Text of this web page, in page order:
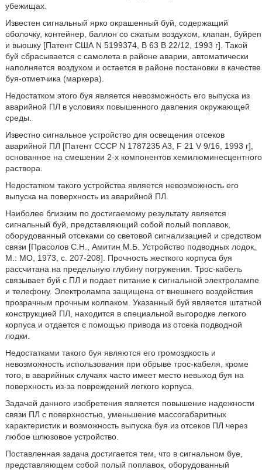
убежищах.
Известен сигнальный ярко окрашенный буй, содержащий
оболочку, контейнер, баллон со сжатым воздухом, клапан, буйреп
и вьюшку [Патент США N 5199374, B 63 B 22/12, 1993 г]. Такой
буй сбрасывается с самолета в районе аварии, автоматически
наполняется воздухом и остается в районе постановки в качестве
буя-отметчика (маркера).
Недостатком этого буя является невозможность его выпуска из
аварийной ПЛ в условиях повышенного давления окружающей
среды.
Известно сигнальное устройство для освещения отсеков
аварийной ПЛ [Патент СССР N 1787235 A3, F 21 V 9/16, 1993 г],
основанное на смешении 2-х компонентов хемилюминесцентного
раствора.
Недостатком такого устройства является невозможность его
выпуска на поверхность из аварийной ПЛ.
Наиболее близким по достигаемому результату является
сигнальный буй, представляющий собой полый поплавок,
оборудованный отсеками со световой сигнализацией и средством
связи [Прасолов С.Н., Амитин М.Б. Устройство подводных лодок,
М.: МО, 1973, с. 207-208]. Прочность жесткого корпуса буя
рассчитана на предельную глубину погружения. Трос-кабель
связывает буй с ПЛ и подает питание к сигнальной электролампе
и телефону. Электролампа защищена от внешнего воздействия
прозрачным прочным колпаком. Указанный буй является штатной
конструкцией ПЛ, находится в специальной выгородке легкого
корпуса и отдается с помощью привода из отсека подводной
лодки.
Недостатками такого буя являются его громоздкость и
невозможность использования при обрыве трос-кабеля, кроме
того, в аварийных случаях часто имеет место невыход буя на
поверхность из-за повреждений легкого корпуса.
Задачей данного изобретения является повышение надежности
связи ПЛ с поверхностью, уменьшение массогабаритных
характеристик и возможность выпуска буя из отсеков ПЛ через
любое шлюзовое устройство.
Поставленная задача достигается тем, что в сигнальном буе,
представляющем собой полый поплавок, оборудованный